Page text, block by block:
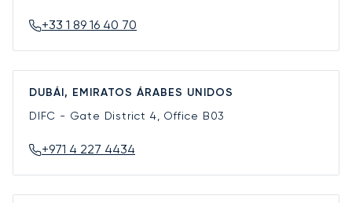
+33 1 89 16 40 70
DUBÁI, EMIRATOS ÁRABES UNIDOS
DIFC - Gate District 4, Office B03
+971 4 227 4434